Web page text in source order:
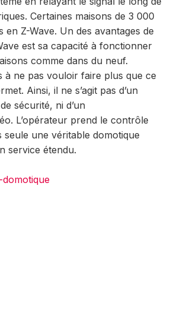
Certaines maisons de 3 000
en Z-Wave. Un des avantages de
est sa capacité à fonctionner
comme dans du neuf.
à ne pas vouloir faire plus que ce
Ainsi, il ne s’agit pas d’un
sécurité, ni d’un
L’opérateur prend le contrôle
seule une véritable domotique
service étendu.